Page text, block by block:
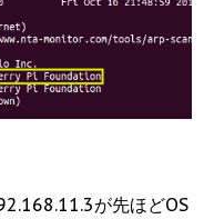
が先ほどOS